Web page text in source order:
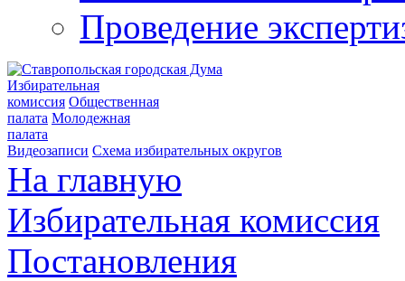
Проведение
Избирательная
комиссия Общественная
палата Молодежная
палата
Видеозаписи Схема избирательных округов
На главную
Избирательная комиссия
Постановления